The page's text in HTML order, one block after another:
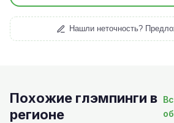
Нашли неточность?
Похожие глэмпинги в
регионе